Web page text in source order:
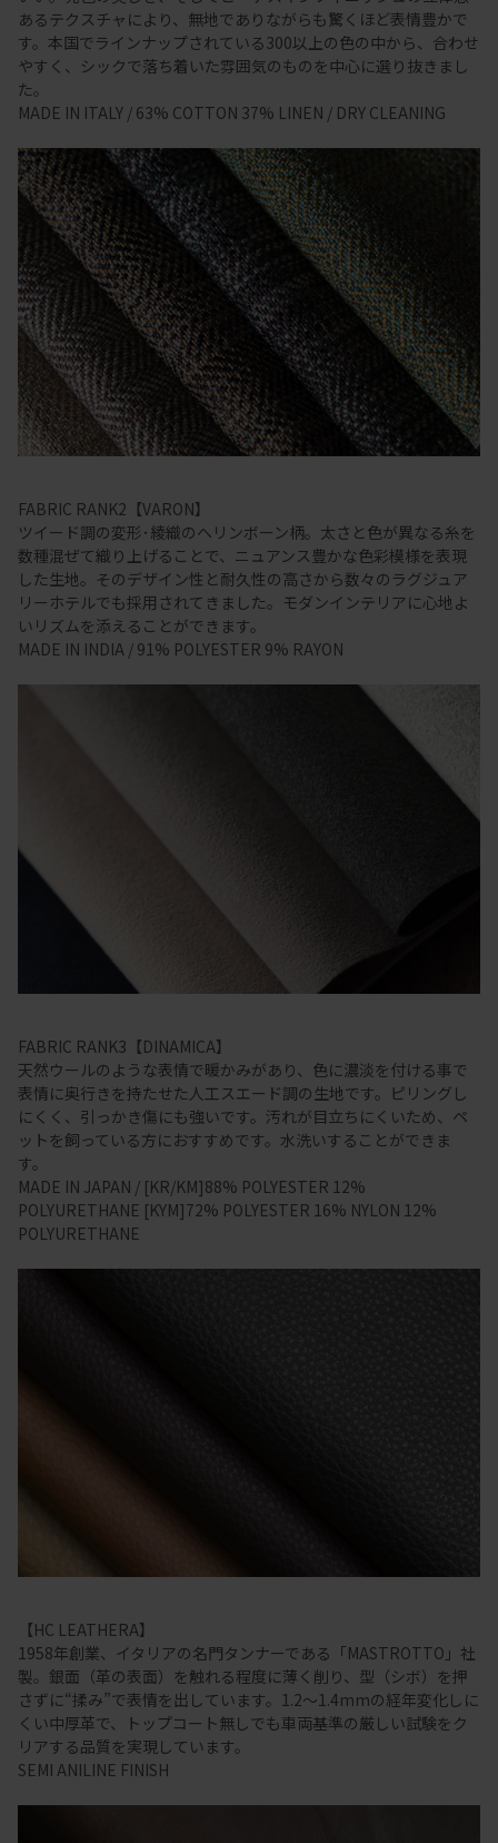
あるテクスチャにより、無地でありながらも驚くほど表情豊かで
す。本国でラインナップされている300以上の色の中から、合わせ
やすく、シックで落ち着いた雰囲気のものを中心に選り抜きまし
た。
MADE IN ITALY / 63% COTTON 37% LINEN / DRY CLEANING
FABRIC RANK2【VARON】
ツイード調の変形･綾織のヘリンボーン柄。太さと色が異なる糸を
数種混ぜて織り上げることで、ニュアンス豊かな色彩模様を表現
した生地。そのデザイン性と耐久性の高さから数々のラグジュア
リーホテルでも採用されてきました。モダンインテリアに心地よ
いリズムを添えることができます。
MADE IN INDIA / 91% POLYESTER 9% RAYON
FABRIC RANK3【DINAMICA】
天然ウールのような表情で暖かみがあり、色に濃淡を付ける事で
表情に奥行きを持たせた人工スエード調の生地です。ピリングし
にくく、引っかき傷にも強いです。汚れが目立ちにくいため、ペ
ットを飼っている方におすすめです。水洗いすることができま
す。
MADE IN JAPAN / [KR/KM]88% POLYESTER 12%
POLYURETHANE [KYM]72% POLYESTER 16% NYLON 12%
POLYURETHANE
【HC LEATHERA】
1958年創業、イタリアの名門タンナーである「MASTROTTO」社
製。銀面（革の表面）を触れる程度に薄く削り、型（シボ）を押
さずに“揉み”で表情を出しています。1.2～1.4mmの経年変化しに
くい中厚革で、トップコート無しでも車両基準の厳しい試験をク
リアする品質を実現しています。
SEMI ANILINE FINISH